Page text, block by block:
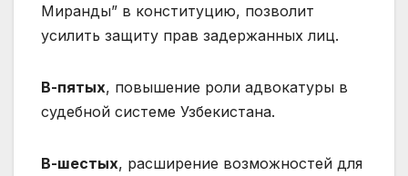
Миранды” в конституцию, позволит
усилить защиту прав задержанных лиц.
В-пятых, повышение роли адвокатуры в
судебной системе Узбекистана.
В-шестых, расширение возможностей для